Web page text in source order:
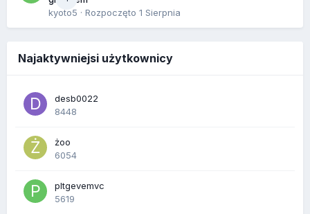
kyoto5 · Rozpoczęto 1 Sierpnia
Najaktywniejsi użytkownicy
desb0022
8448
żoo
6054
pltgevemvc
5619